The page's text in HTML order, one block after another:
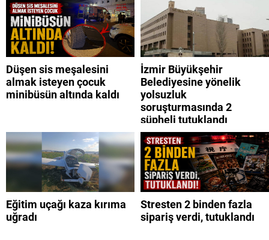
Düşen sis meşalesini
almak isteyen çocuk
minibüsün altında kaldı
İzmir Büyükşehir
Belediyesine yönelik
yolsuzluk
soruşturmasında 2
şüpheli tutuklandı
Eğitim uçağı kaza kırıma
uğradı
Stresten 2 binden fazla
sipariş verdi, tutuklandı